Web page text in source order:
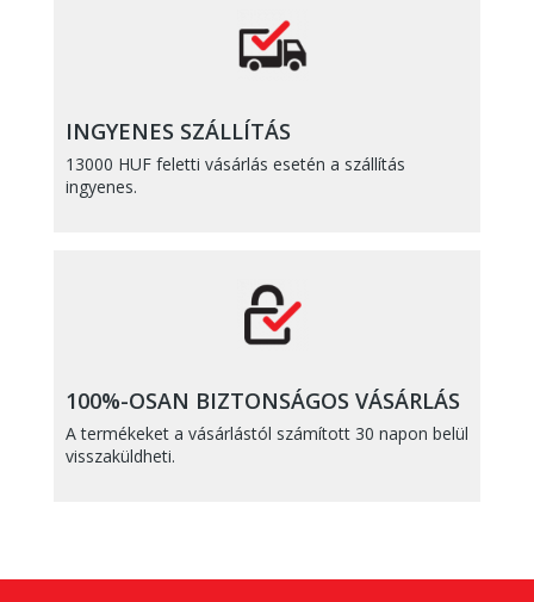
INGYENES SZÁLLÍTÁS
13000 HUF feletti vásárlás esetén a szállítás
ingyenes.
100%-OSAN BIZTONSÁGOS VÁSÁRLÁS
A termékeket a vásárlástól számított 30 napon belül
visszaküldheti.